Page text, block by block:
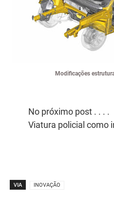
Modificações
No próximo post . . . .
Viatura policial como
VIA INOVAÇÃO